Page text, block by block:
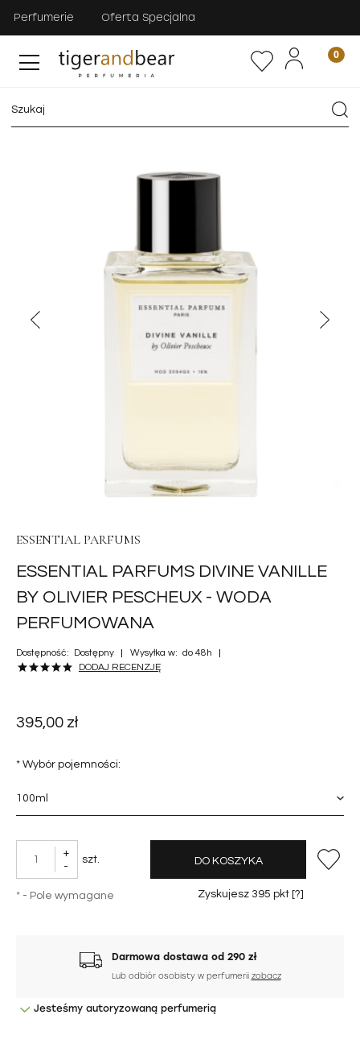
Perfumerie Oferta Specjalna
ESSENTIAL PARFUMS
ESSENTIAL PARFUMS DIVINE VANILLE
BY OLIVIER PESCHEUX - WODA
PERFUMOWANA
Dostępność: Dostępny Wysyłka w: do 48h
DODAJ RECENZJĘ
395,00 zł
* Wybór pojemności:
+
-
szt. DO KOSZYKA
Zyskujesz 395 pkt [?]
* - Pole wymagane
Darmowa dostawa od 290 zł
Lub odbiór osobisty w perfumerii zobacz
Jesteśmy autoryzowaną perfumerią